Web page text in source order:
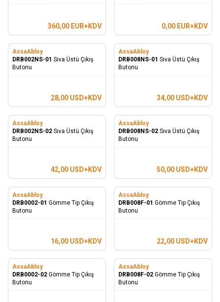
360,00 EUR+KDV 0,00 EUR+KDV
AssaAbloy
DRB002NS-01 Sıva Üstü Çıkış
Butonu
28,00 USD+KDV
AssaAbloy
DRB008NS-01 Sıva Üstü Çıkış
Butonu
34,00 USD+KDV
AssaAbloy
DRB002NS-02 Sıva Üstü Çıkış
Butonu
42,00 USD+KDV
AssaAbloy
DRB008NS-02 Sıva Üstü Çıkış
Butonu
50,00 USD+KDV
AssaAbloy
DRB0002-01 Gömme Tip Çıkış
Butonu
16,00 USD+KDV
AssaAbloy
DRB008F-01 Gömme Tip Çıkış
Butonu
22,00 USD+KDV
AssaAbloy
DRB0002-02 Gömme Tip Çıkış
Butonu
AssaAbloy
DRB008F-02 Gömme Tip Çıkış
Butonu